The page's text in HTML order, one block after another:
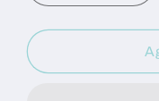
cantidad
para
10
10